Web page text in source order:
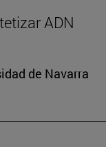
ADN
de Navarra